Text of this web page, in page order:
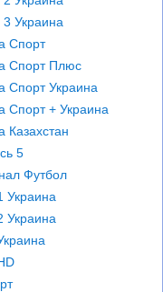
Украина
Спорт
Спорт Плюс
Спорт Украина
Спорт + Украина
Казахстан
5
Футбол
Украина
Украина